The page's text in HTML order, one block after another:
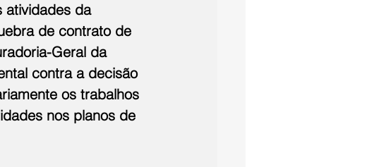
atividades da
de contrato de
Geral da
contra a decisão
os trabalhos
nos planos de